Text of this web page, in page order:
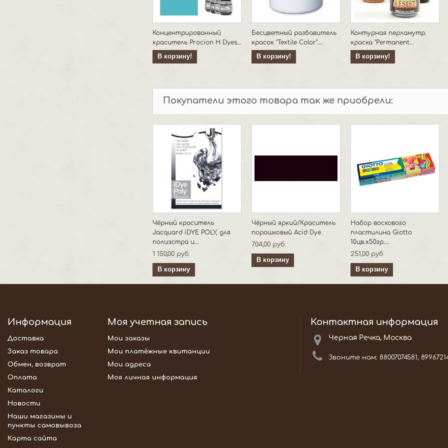
Концентрированный
краситель Procion H Dyes...
В корзину!
Бесцветный разбавитель
красок "Textile Color"...
В корзину!
Контурная перламутр.
краска "Permanent...
В корзину!
Покупатели этого товара так же приобрели:
Чёрный краситель
Jacquard iDYE POLY, для
полиэстра и...
1 150,00 руб
В корзину
Чёрный яркий/Краситель
порошковый Acid Dye
704,00 руб
В корзину
Набор воскового
пластилина Giotto
10цв.х50гр....
251,00 руб
В корзину
Информация
Доставка
Заказ товара
Обмен, возврат
Оплата
Каталоги
Новости
Наши магазины и
пункты самовывоза
Карта сайта
Моя учетная запись
Мои заказы
Мои платёжные квитанции
Мои адреса
Моя личная информация
Контактная информация
Черная Речка, Москва
Звоните нам: 88007074581,